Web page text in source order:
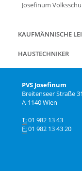
Josefinum
überspringen
KAUFMÄNNISCHE
HAUSTECHNIKER
PVS Josefinum
Breitenseer Straße 31
A-1140 Wien
T:01 982 13 43
F:01 982 13 43 20